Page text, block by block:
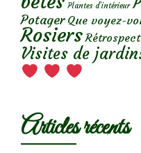
Plantes d’intérieur
Potager Que voyez-
Rosiers
Visites de
Articles récents